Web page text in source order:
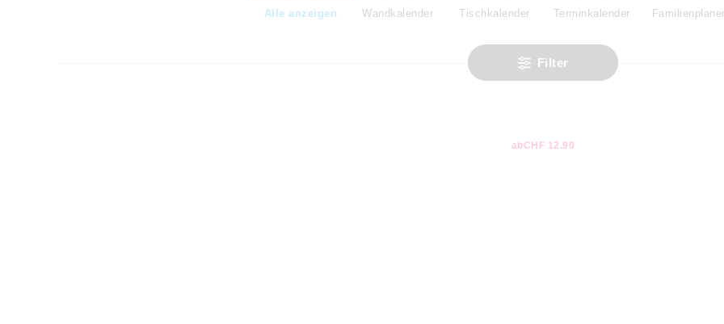
Alle anzeigen Wandkalender Tischkalender Terminkalender Familienplaner
Filter
abCHF 12.90